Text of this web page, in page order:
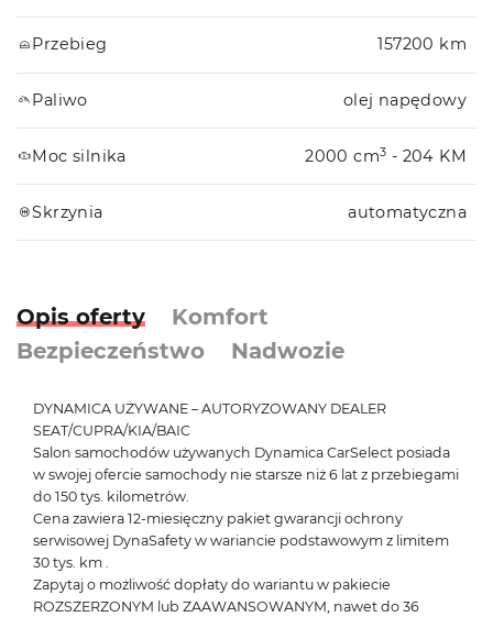
Przebieg 157200 km
Paliwo olej napędowy
Moc silnika 2000 cm3 - 204 KM
Skrzynia automatyczna
Opis oferty
Komfort
Bezpieczeństwo
Nadwozie
DYNAMICA UŻYWANE – AUTORYZOWANY DEALER
SEAT/CUPRA/KIA/BAIC
Salon samochodów używanych Dynamica CarSelect posiada
w swojej ofercie samochody nie starsze niż 6 lat z przebiegami
do 150 tys. kilometrów.
Cena zawiera 12-miesięczny pakiet gwarancji ochrony
serwisowej DynaSafety w wariancie podstawowym z limitem
30 tys. km .
Zapytaj o możliwość dopłaty do wariantu w pakiecie
ROZSZERZONYM lub ZAAWANSOWANYM, nawet do 36